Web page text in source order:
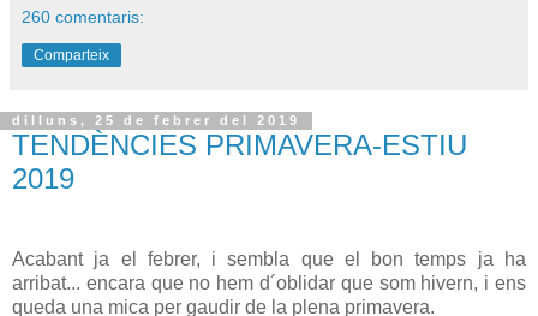
260 comentaris:
Comparteix
dilluns, 25 de febrer del 2019
TENDÈNCIES PRIMAVERA-ESTIU
2019
Acabant ja el febrer, i sembla que el bon temps ja ha
arribat... encara que no hem d´oblidar que som hivern, i ens
queda una mica per gaudir de la plena primavera.